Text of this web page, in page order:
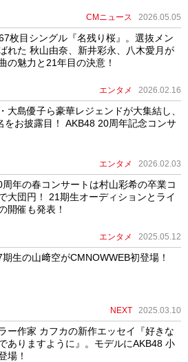
CMニュース 2026.05.05
枚目シングル『名残り桜』。選抜メン
れた 秋山由奈、新井彩永、八木愛月が
の魅力と21年目の決意！
エンタメ 2026.02.16
大島優子ら豪華レジェンドが大集結し、
をお披露目！ AKB48 20周年記念コンサ
エンタメ 2026.02.03
年の春コンサートは村山彩希の卒業コ
大団円！ 21期生オーディションとライ
開催も発表！
エンタメ 2025.05.12
生の山﨑空がCMNOWWEB初登場！
NEXT 2025.03.10
ー作家 カフカの新作エッセイ『好きな
ありますように』。モデルにAKB48 小
場！